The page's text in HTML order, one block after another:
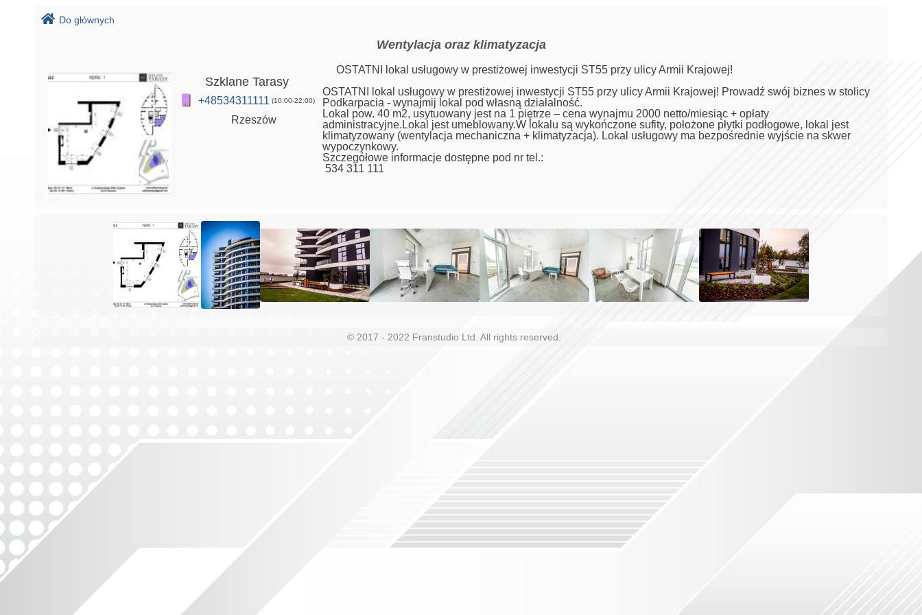
Do głównych
Wentylacja oraz klimatyzacja
Szklane Tarasy
+48534311111 (10:00-22:00)
Rzeszów
OSTATNI lokal usługowy w prestiżowej inwestycji ST55 przy ulicy Armii Krajowej!
OSTATNI lokal usługowy w prestiżowej inwestycji ST55 przy ulicy Armii Krajowej! Prowadź swój biznes w stolicy
Podkarpacia - wynajmij lokal pod własną działalność.
Lokal pow. 40 m2, usytuowany jest na 1 piętrze – cena wynajmu 2000 netto/miesiąc + opłaty
administracyjne.Lokal jest umeblowany.W lokalu są wykończone sufity, położone płytki podłogowe, lokal jest
klimatyzowany (wentylacja mechaniczna + klimatyzacja). Lokal usługowy ma bezpośrednie wyjście na skwer
wypoczynkowy.
Szczegółowe informacje dostępne pod nr tel.:
534 311 111
© 2017 - 2022 Franstudio Ltd. All rights reserved